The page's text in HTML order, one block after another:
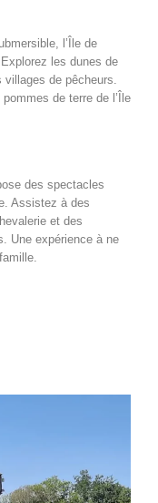
l’Île de
les dunes de
de pêcheurs.
de terre de l’Île
des spectacles
Assistez à des
et des
Une expérience à ne